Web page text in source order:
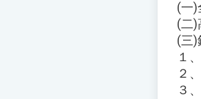
(一)
(二)
(三)
１
２
３